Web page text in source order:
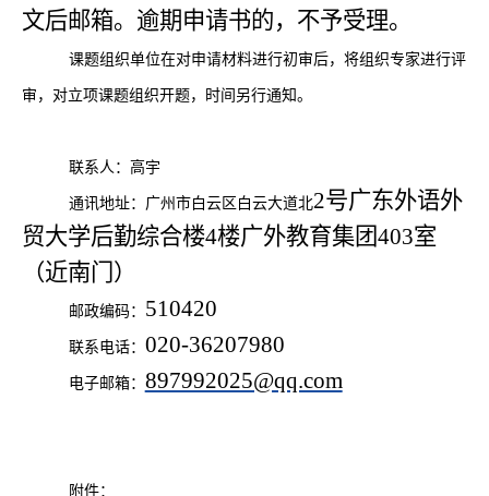
文后邮箱。逾期申请书的，不予受理。
课题组织单位在对申请材料进行初审后，将组织专家进行评
审，对立项课题组织开题，时间另行通知。
联系人：高宇
通讯地址：广州市白云区白云大道北2号广东外语外
贸大学后勤综合楼4楼广外教育集团403室
（近南门）
邮政编码： 510420
联系电话： 020-36207980
电子邮箱： 897992025@qq.com
附件：